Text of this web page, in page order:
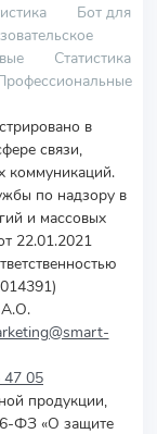
Бот для
Статистика
в
связи,
коммуникаций.
по надзору в
и массовых
22.01.2021
А.О.
47 05
продукции,
ФЗ «О защите